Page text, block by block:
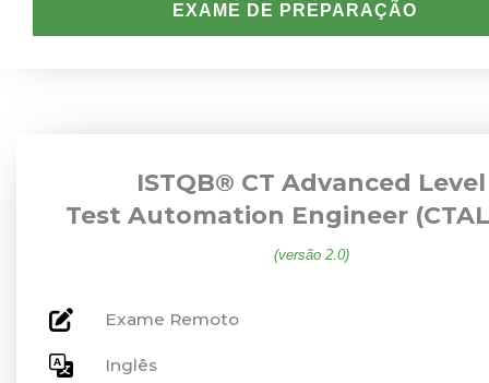
EXAME DE PREPARAÇÃO
ISTQB® CT Advanced Level
Test Automation Engineer
(versão 2.0)
Exame Remoto
Inglês